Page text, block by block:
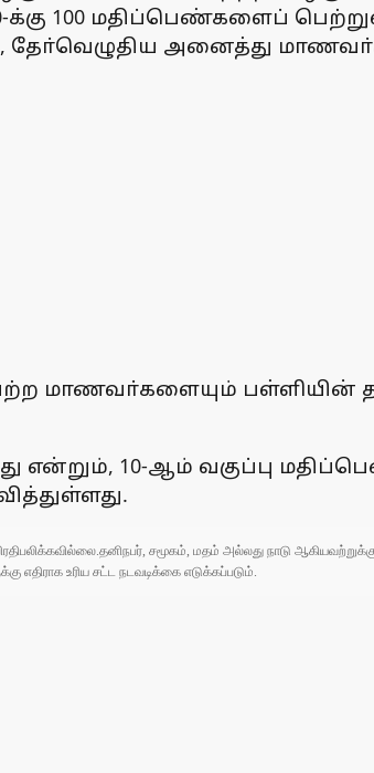
100 மதிப்பெண்களைப்
தோ்வெழுதிய அனைத்து
மாணவா்களையும் பள்ளியின்
என்றும், 10-ஆம் வகுப்பு
சமூகம், மதம் அல்லது நாடு
உரிய சட்ட நடவடிக்கை எடுக்கப்படும்.